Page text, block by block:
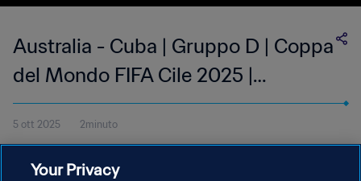
Australia - Cuba | Gruppo D | Coppa
del Mondo FIFA Cile 2025 |
Highlights
5 ott 2025 2minuto
all'Estadio Nacional Julio Martínez Prádanos sabato 4 ottobre alle
Your Privacy